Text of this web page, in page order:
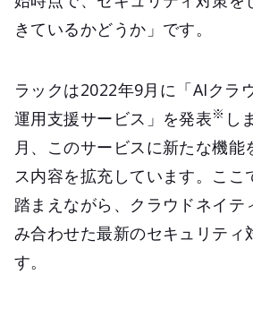
きているかどうか」です。
ラックは2022年9月に「AIクラ
運用支援サービス」を発表※ し
月、このサービスに新たな機能
ス内容を拡充しています。ここ
踏まえながら、クラウドネイテ
み合わせた最新のセキュリティ
す。